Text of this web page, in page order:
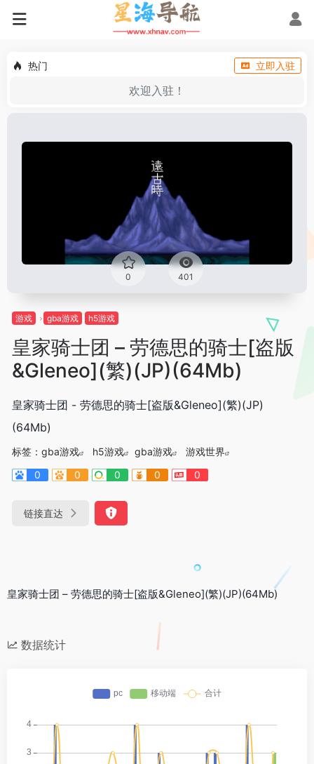
热门 立即入驻
欢迎入驻！
0 401
游戏 gba游戏 h5游戏
皇家骑士团 – 劳德思的骑士[盗版
&Gleneo](繁)(JP)(64Mb)
皇家骑士团 - 劳德思的骑士[盗版&Gleneo](繁)(JP)
(64Mb)
标签： gba游戏 h5游戏 gba游戏
游戏世界
0
0 0 0 0
链接直达
皇家骑士团 – 劳德思的骑士[盗版&Gleneo](繁)(JP)(64Mb)
数据统计